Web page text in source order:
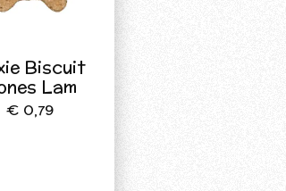
Biscuit
Lam
€ 0,79